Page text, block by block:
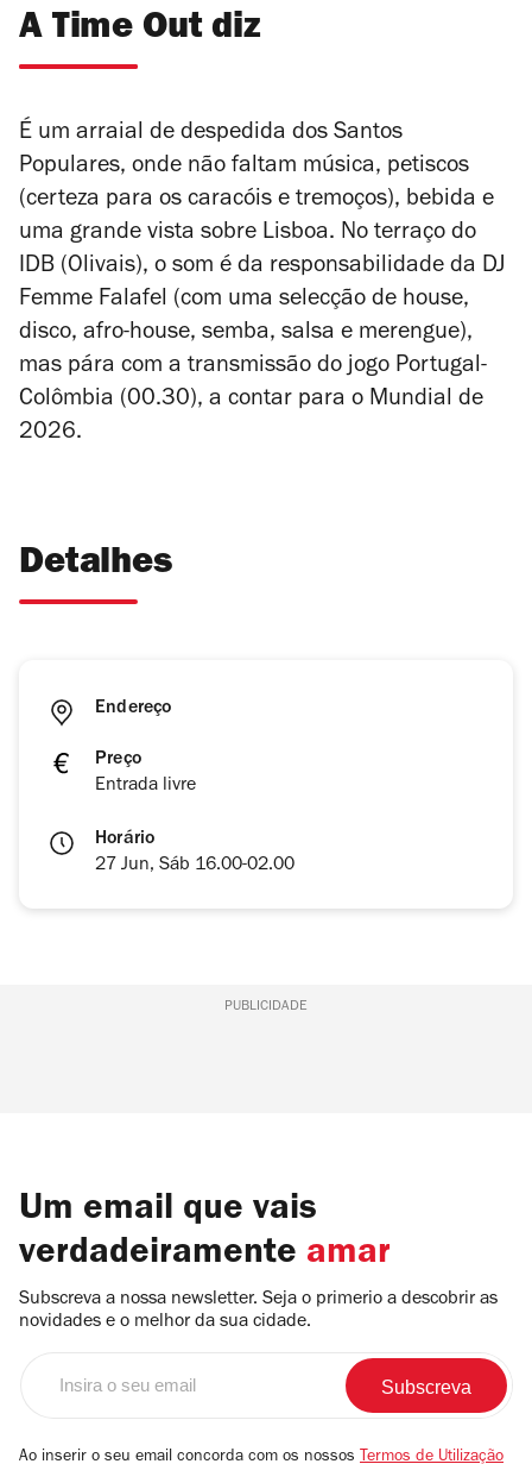
A Time Out diz
É um arraial de despedida dos Santos
Populares, onde não faltam música, petiscos
(certeza para os caracóis e tremoços), bebida e
uma grande vista sobre Lisboa. No terraço do
IDB (Olivais), o som é da responsabilidade da DJ
Femme Falafel (com uma selecção de house,
disco, afro-house, semba, salsa e merengue),
mas pára com a transmissão do jogo Portugal-
Colômbia (00.30), a contar para o Mundial de
2026.
Detalhes
Endereço
Preço
Entrada livre
Horário
27 Jun, Sáb 16.00-02.00
PUBLICIDADE
Um email que vais
verdadeiramente amar
Subscreva a nossa newsletter. Seja o primerio a descobrir as
novidades e o melhor da sua cidade.
email
Ao inserir o seu email concorda com os nossos Termos de Utilização